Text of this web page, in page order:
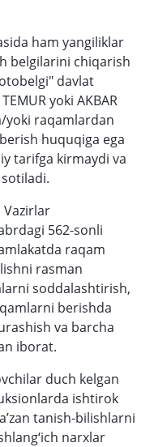
ham yangiliklar
belgilarini chiqarish
davlat
yoki AKBAR
yoki raqamlardan
huquqiga ega
tarifga kirmaydi va
Vazirlar
562-sonli
raqam
rasman
soddalashtirish,
berishda
va barcha
iborat.
duch kelgan
ishtirok
tanish-bilishlarni
narxlar